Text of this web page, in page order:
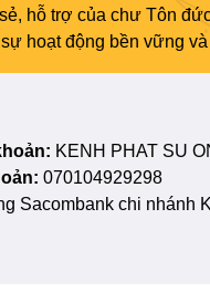
hỗ trợ của chư Tôn
hoạt động bền vững
KENH PHAT SU
070104929298
Sacombank chi nhánh